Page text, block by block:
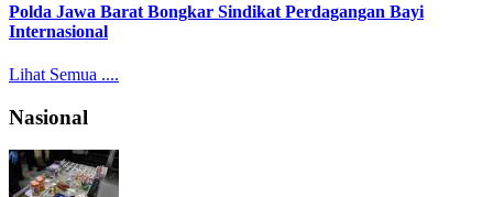
Polda Jawa Barat Bongkar Sindikat Perdagangan Bayi
Internasional
Lihat Semua ....
Nasional